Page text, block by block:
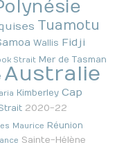
Tuamotu
Wallis Fidji
Strait Mer de Tasman
Australie
Kimberley Cap
2020-22
Maurice Réunion
Sainte-Hélène